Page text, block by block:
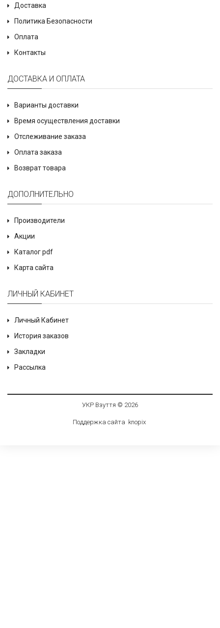
Доставка
Политика Безопасности
Оплата
Контакты
ДОСТАВКА И ОПЛАТА
Варианты доставки
Время осуществления доставки
Отслеживание заказа
Оплата заказа
Возврат товара
ДОПОЛНИТЕЛЬНО
Производители
Акции
Каталог pdf
Карта сайта
ЛИЧНЫЙ КАБИНЕТ
Личный Кабинет
История заказов
Закладки
Рассылка
УКР Взуття © 2026
Поддержка сайта knopix